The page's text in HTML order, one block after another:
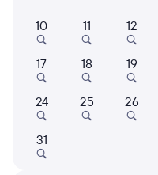
10 11 12
17 18 19
24 25 26
31